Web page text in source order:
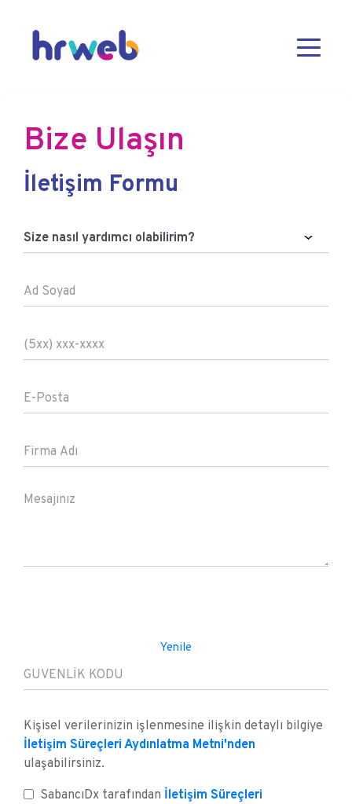
Bize Ulaşın
İletişim Formu
Yenile
Kişisel verilerinizin işlenmesine ilişkin detaylı bilgiye
İletişim Süreçleri Aydınlatma Metni'nden
ulaşabilirsiniz.
SabancıDx tarafından İletişim Süreçleri